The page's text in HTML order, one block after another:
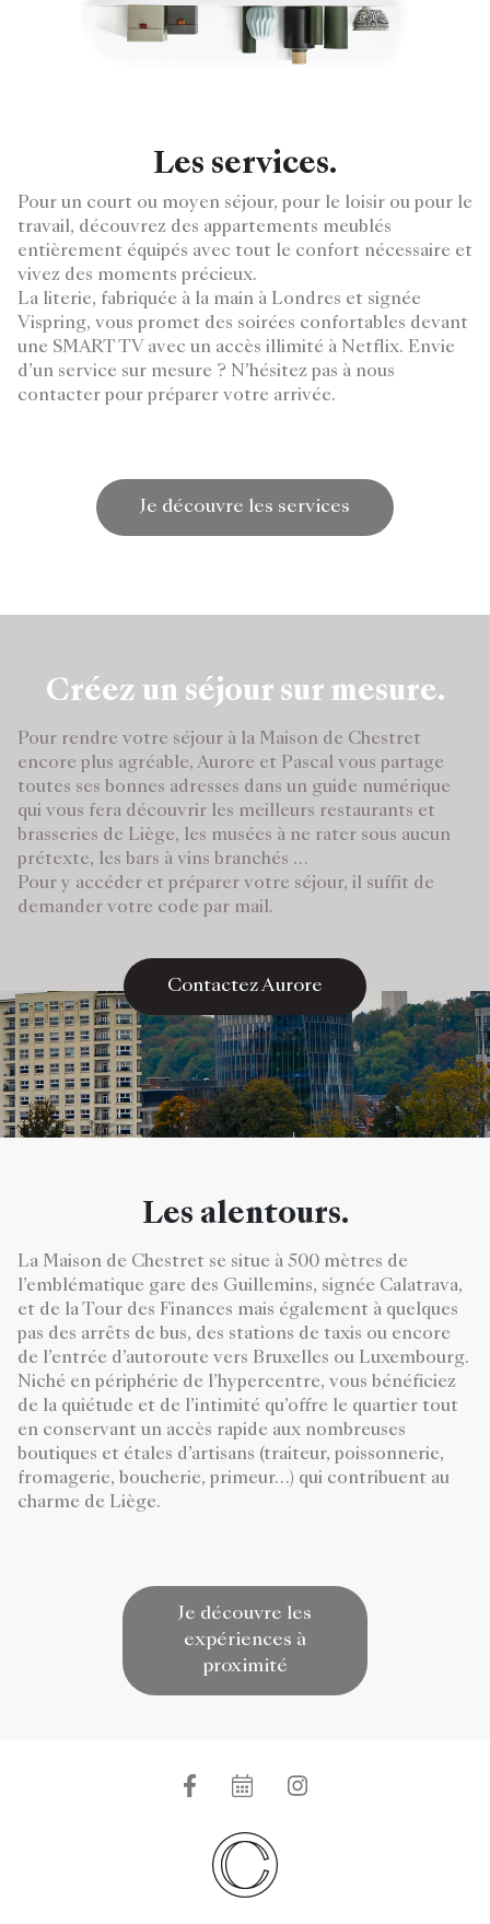
Les services.
Pour un court ou moyen séjour, pour le loisir ou pour le
travail, découvrez des appartements meublés
entièrement équipés avec tout le confort nécessaire et
vivez des moments précieux.
La literie, fabriquée à la main à Londres et signée
Vispring, vous promet des soirées confortables devant
une SMART TV avec un accès illimité à Netflix. Envie
d’un service sur mesure ? N’hésitez pas à nous
contacter pour préparer votre arrivée.
Je découvre les services
Créez un séjour sur mesure.
Pour rendre votre séjour à la Maison de Chestret
encore plus agréable, Aurore et Pascal vous partage
toutes ses bonnes adresses dans un guide numérique
qui vous fera découvrir les meilleurs restaurants et
brasseries de Liège, les musées à ne rater sous aucun
prétexte, les bars à vins branchés …
Pour y accéder et préparer votre séjour, il suffit de
demander votre code par mail.
Contactez Aurore
Les alentours.
La Maison de Chestret se situe à 500 mètres de
l’emblématique gare des Guillemins, signée Calatrava,
et de la Tour des Finances mais également à quelques
pas des arrêts de bus, des stations de taxis ou encore
de l’entrée d’autoroute vers Bruxelles ou Luxembourg.
Niché en périphérie de l’hypercentre, vous bénéficiez
de la quiétude et de l’intimité qu’offre le quartier tout
en conservant un accès rapide aux nombreuses
boutiques et étales d’artisans (traiteur, poissonnerie,
fromagerie, boucherie, primeur…) qui contribuent au
charme de Liège.
Je découvre les
expériences à
proximité